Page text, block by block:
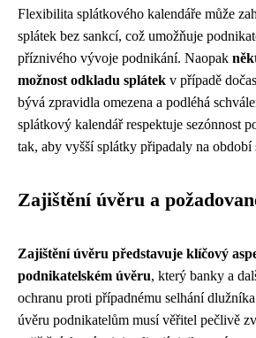
Flexibilita splátkového kalendáře může
splátek bez sankcí, což umožňuje
příznivého vývoje podnikání. Naopak
možnost odkladu splátek v případě
bývá zpravidla omezena a podléhá
splátkový kalendář respektuje sezónnost
tak, aby vyšší splátky připadaly na
Zajištění úvěru a
Zajištění úvěru představuje klíčový
podnikatelském úvěru, který banky a
ochranu proti případnému selhání
úvěru podnikatelům musí věřitel pečlivě